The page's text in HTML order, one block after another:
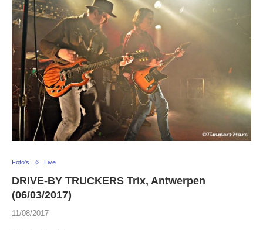
Foto's Live
DRIVE-BY TRUCKERS Trix, Antwerpen
(06/03/2017)
11/08/2017